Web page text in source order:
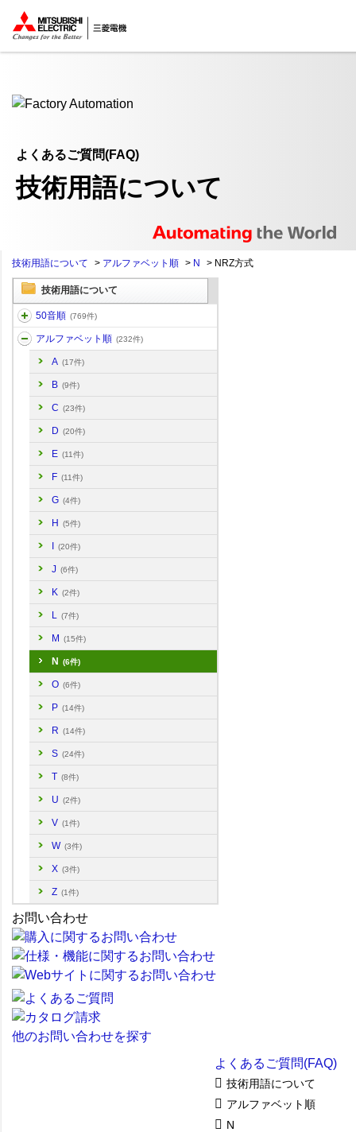
ここから本文
よくあるご質問(FAQ)
技術用語について
技術用語について > アルファベット順 > N > NRZ方式
技術用語について
50音順 (769件)
アルファベット順 (232件)
A (17件)
B (9件)
C (23件)
D (20件)
E (11件)
F (11件)
G (4件)
H (5件)
(20件)
J (6件)
K (2件)
L (7件)
M (15件)
N (6件)
O (6件)
P (14件)
R (14件)
S (24件)
T (8件)
U (2件)
V (1件)
W (3件)
X (3件)
Z (1件)
お問い合わせ
他のお問い合わせを探す
よくあるご質問(FAQ)
技術用語について
アルファベット順
N